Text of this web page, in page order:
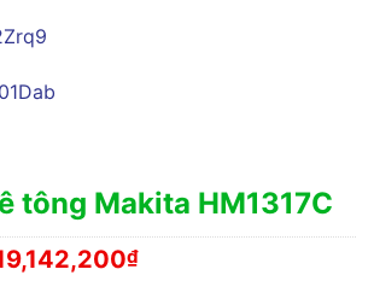
tông Makita HM1317C
₫